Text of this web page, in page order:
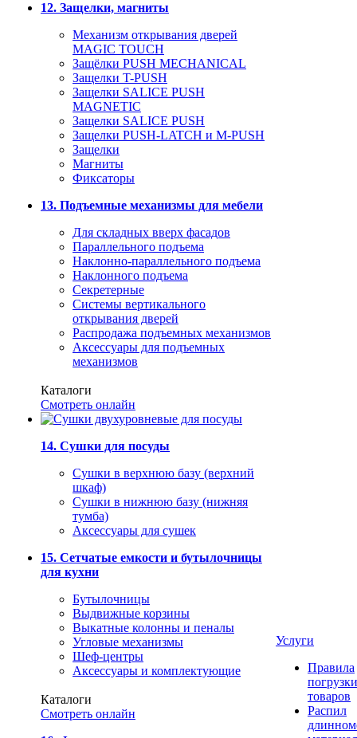
12. Защелки, магниты
Механизм открывания дверей
MAGIC TOUCH
Защёлки PUSH MECHANICAL
Защелки T-PUSH
Защелки SALICE PUSH
MAGNETIC
Защелки SALICE PUSH
Защелки PUSH-LATCH и M-PUSH
Защелки
Магниты
Фиксаторы
13. Подъемные механизмы для мебели
Для складных вверх фасадов
Параллельного подъема
Наклонно-параллельного подъема
Наклонного подъема
Секретерные
Системы вертикального
открывания дверей
Распродажа подъемных механизмов
Аксессуары для подъемных
механизмов
Каталоги
Смотреть онлайн
14. Сушки для посуды
Сушки в верхнюю базу (верхний
шкаф)
Сушки в нижнюю базу (нижняя
тумба)
Аксессуары для сушек
15. Сетчатые емкости и бутылочницы
для кухни
Бутылочницы
Выдвижные корзины
Выкатные колонны и пеналы
Угловые механизмы
Шеф-центры
Аксессуары и комплектующие
Каталоги
Смотреть онлайн
Услуги
Правила
погрузки
товаров
Распил